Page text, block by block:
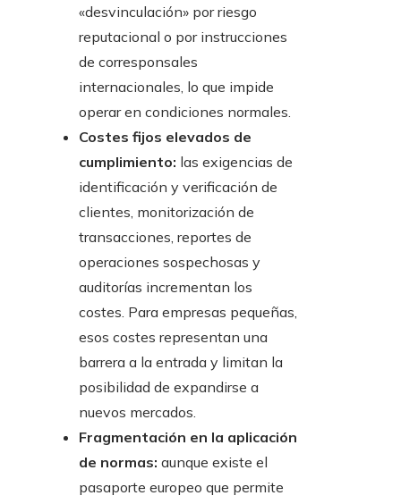
«desvinculación» por riesgo
reputacional o por instrucciones
de corresponsales
internacionales, lo que impide
operar en condiciones normales.
Costes fijos elevados de
cumplimiento: las exigencias de
identificación y verificación de
clientes, monitorización de
transacciones, reportes de
operaciones sospechosas y
auditorías incrementan los
costes. Para empresas pequeñas,
esos costes representan una
barrera a la entrada y limitan la
posibilidad de expandirse a
nuevos mercados.
Fragmentación en la aplicación
de normas: aunque existe el
pasaporte europeo que permite